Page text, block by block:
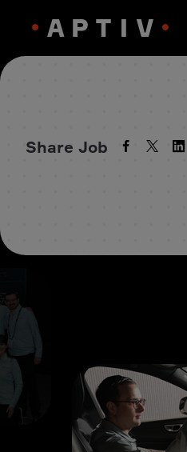
Share Job